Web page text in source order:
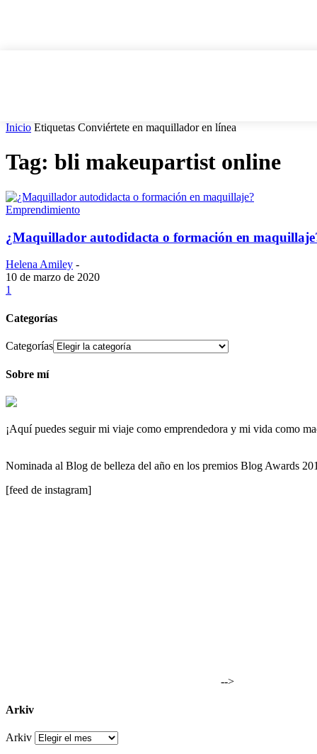
Inicio Etiquetas Conviértete en maquillador en línea
Tag: bli makeupartist online
Emprendimiento
¿Maquillador autodidacta o formación en
Helena Amiley -
10 de marzo de 2020
1
Categorías
Categorías
Sobre mí
¡Aquí puedes seguir mi viaje como emprendedora y mi vida como
Nominada al Blog de belleza del año en los premios Blog Awards
[feed de instagram]
-->
Arkiv
Arkiv